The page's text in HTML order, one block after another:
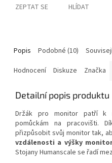
ZEPTAT SE HLÍDAT
Popis Podobné (10)
Hodnocení
Diskuze Značka
Detailní popis produktu
Držák pro monitor patří k
pomůckám na pracovišti.
přizpůsobit svůj monitor tak,
vzdálenosti a výšky
Stojany Humanscale se řadí